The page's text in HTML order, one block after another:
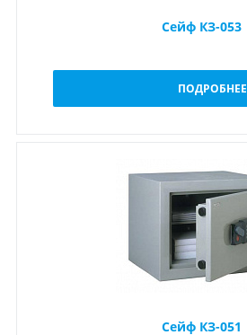
Сейф КЗ-053
ПОДРОБНЕЕ
Сейф КЗ-051